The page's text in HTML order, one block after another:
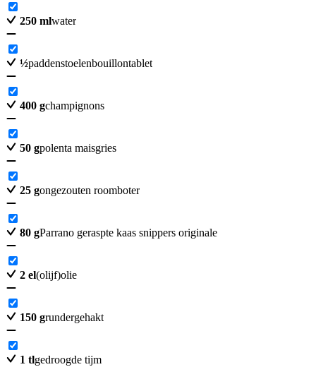
250 mlwater
½paddenstoelenbouillontablet
400 gchampignons
50 gpolenta maisgries
25 gongezouten roomboter
80 gParrano geraspte kaas snippers originale
2 el(olijf)olie
150 grundergehakt
1 tlgedroogde tijm